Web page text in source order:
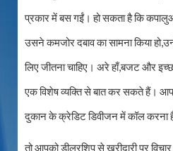
प्रकार में बस गईं। हो सकता है कि
उसने कमजोर दबाव का सामना किया
लिए जीतना चाहिए। अरे हाँ,बजट और
एक विशेष व्यक्ति से बात कर सकते हैं।
दुकान के क्रेडिट डिवीजन में कॉल करना
तो आपको डीलरशिप से खरीदारी पर